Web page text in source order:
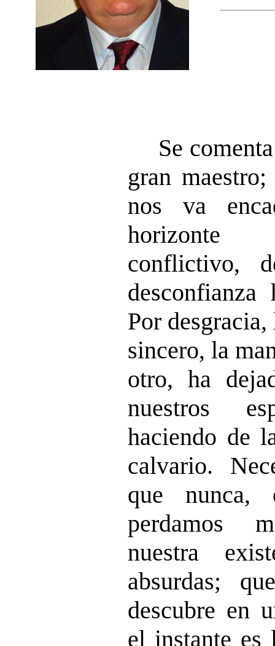
Se
gran
nos va
horizonte
conflictivo,
desconfianza
Por
sincero, la
otro, ha
nuestros
haciendo de
calvario.
que nunca,
perdamos
nuestra
absurdas;
descubre en
el instante es